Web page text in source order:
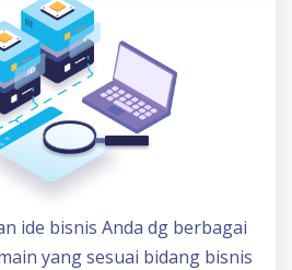
ide bisnis Anda dg berbagai
yang sesuai bidang bisnis